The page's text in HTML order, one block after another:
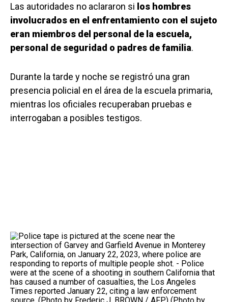
Las autoridades no aclararon si los hombres
involucrados en el enfrentamiento con el sujeto
eran miembros del personal de la escuela,
personal de seguridad o padres de familia.
Durante la tarde y noche se registró una gran
presencia policial en el área de la escuela primaria,
mientras los oficiales recuperaban pruebas e
interrogaban a posibles testigos.